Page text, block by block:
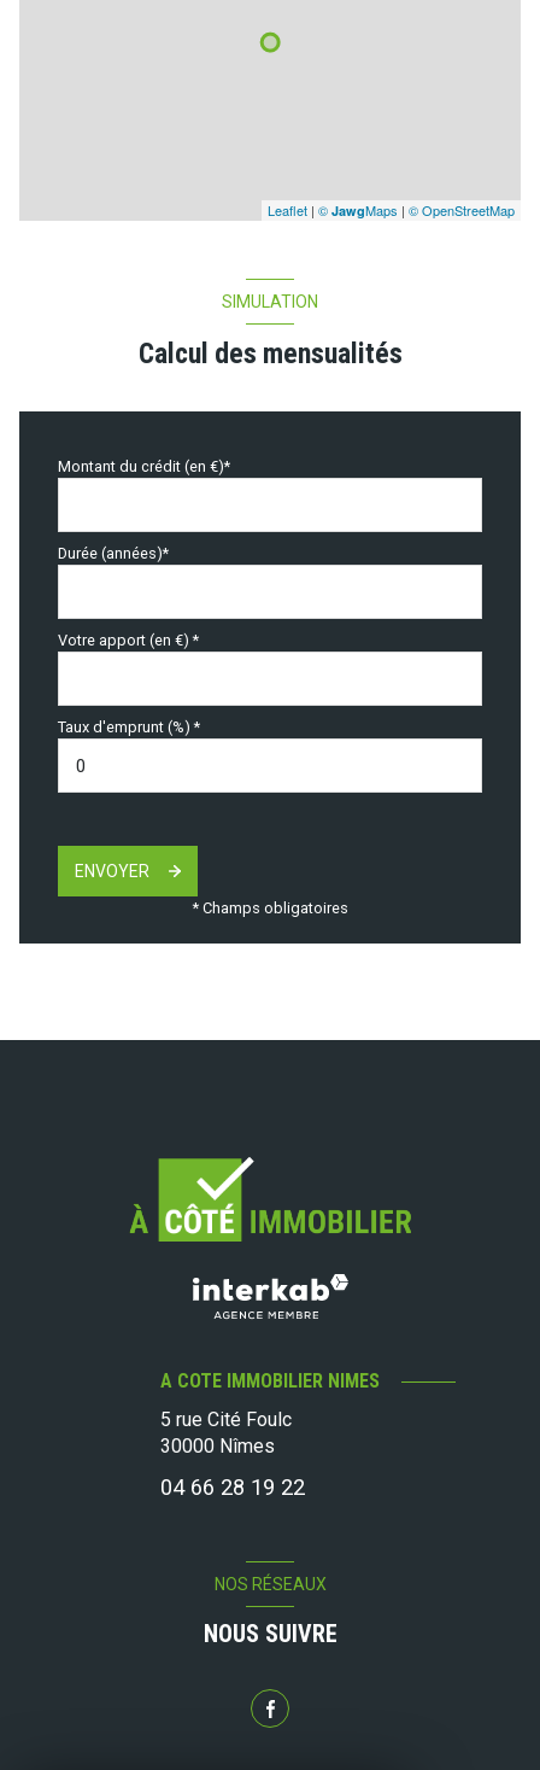
Leaflet | © JawgMaps | © OpenStreetMap
SIMULATION
Calcul des mensualités
Montant du crédit (en €)*
Durée (années)*
Votre apport (en €) *
Taux d'emprunt (%) *
ENVOYER
* Champs obligatoires
A COTE IMMOBILIER NIMES
5 rue Cité Foulc
30000 Nîmes
04 66 28 19 22
NOS RÉSEAUX
NOUS SUIVRE